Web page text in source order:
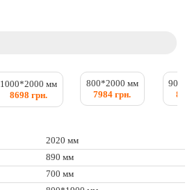
1000*2000 мм
8698 грн.
800*2000 мм
7984 грн.
2020 мм
890 мм
700 мм